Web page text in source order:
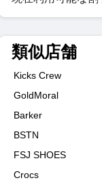
類似店舗
Kicks Crew
GoldMoral
Barker
BSTN
FSJ SHOES
Crocs